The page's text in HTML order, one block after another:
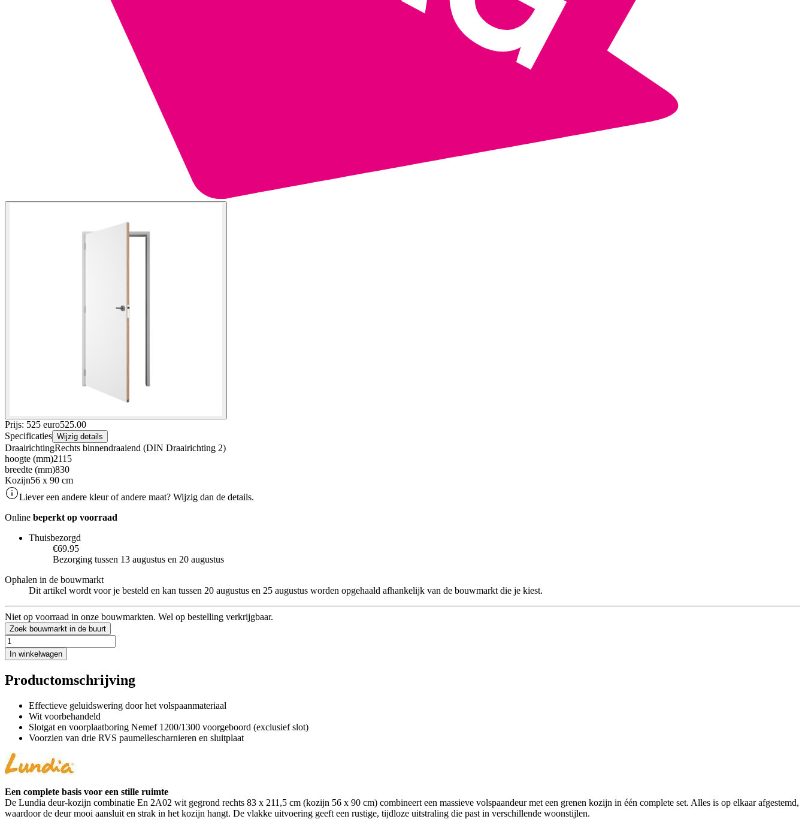
Prijs: 525 euro525.00
Specificaties Wijzig details
DraairichtingRechts binnendraaiend (DIN Draairichting 2)
hoogte (mm)2115
breedte (mm)830
Kozijn56 x 90 cm
Liever een andere kleur of andere maat? Wijzig dan de details.
Online beperkt op voorraad
Thuisbezorgd
€69.95
Bezorging tussen 13 augustus en 20 augustus
Ophalen in de bouwmarkt
Dit artikel wordt voor je besteld en kan tussen 20 augustus en 25 augustus worden opgehaald afhankelijk van de bouwmarkt die je kiest.
Niet op voorraad in onze bouwmarkten. Wel op bestelling verkrijgbaar.
Zoek bouwmarkt in de buurt
In winkelwagen
Productomschrijving
Effectieve geluidswering door het volspaanmateriaal
Wit voorbehandeld
Slotgat en voorplaatboring Nemef 1200/1300 voorgeboord (exclusief slot)
Voorzien van drie RVS paumellescharnieren en sluitplaat
Een complete basis voor een stille ruimte
De Lundia deur-kozijn combinatie En 2A02 wit gegrond rechts 83 x 211,5 cm (kozijn 56 x 90 cm) combineert een massieve volspaandeur met een grenen kozijn in één complete set. Alles is op elkaar afgestemd,
waardoor de deur mooi aansluit en strak in het kozijn hangt. De vlakke uitvoering geeft een rustige, tijdloze uitstraling die past in verschillende woonstijlen.